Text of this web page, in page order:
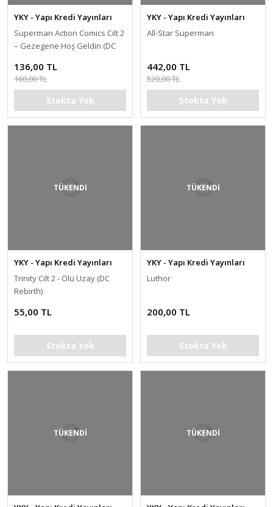
YKY - Yapı Kredi Yayınları
Superman Action Comics Cilt 2
– Gezegene Hoş Geldin (DC
136,00 TL
160,00 TL
Stokta Yok
YKY - Yapı Kredi Yayınları
All-Star Superman
442,00 TL
520,00 TL
Stokta Yok
TÜKENDİ
YKY - Yapı Kredi Yayınları
Trinity Cilt 2 - Ölü Uzay (DC
Rebirth)
55,00 TL
Stokta Yok
TÜKENDİ
YKY - Yapı Kredi Yayınları
Luthor
200,00 TL
Stokta Yok
TÜKENDİ TÜKENDİ